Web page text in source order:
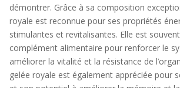
démontrer. Grâce à sa composition
royale est reconnue pour ses propriétés
stimulantes et revitalisantes. Elle est
complément alimentaire pour renforcer le
améliorer la vitalité et la résistance de
gelée royale est également appréciée pour